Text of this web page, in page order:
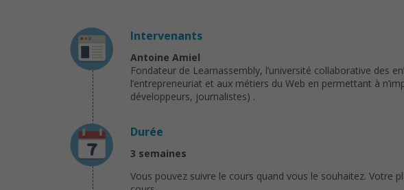
Intervenants
Antoine Amiel
Fondateur de Learnassembly, l’université collaborative des
l’entrepreneuriat et aux métiers du Web en permettant à
développeurs, journalistes) .
Durée
3 semaines
Vous pouvez suivre le cours quand vous le souhaitez. Votre